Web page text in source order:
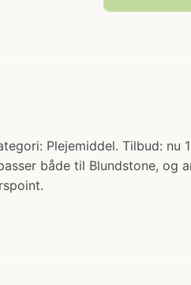
Plejemiddel. Tilbud:
både til Blundstone,